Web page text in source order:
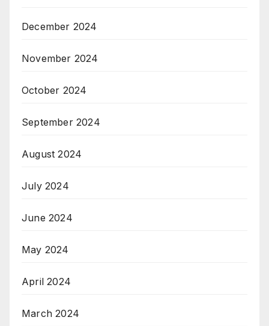
December 2024
November 2024
October 2024
September 2024
August 2024
July 2024
June 2024
May 2024
April 2024
March 2024